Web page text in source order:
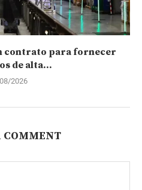
contrato para fornecer
de alta...
2026
COMMENT